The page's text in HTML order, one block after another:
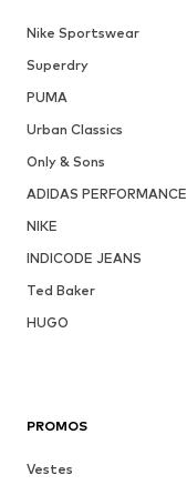
Nike Sportswear
Superdry
PUMA
Urban Classics
Only & Sons
ADIDAS PERFORMANCE
NIKE
INDICODE JEANS
Ted Baker
HUGO
PROMOS
Vestes